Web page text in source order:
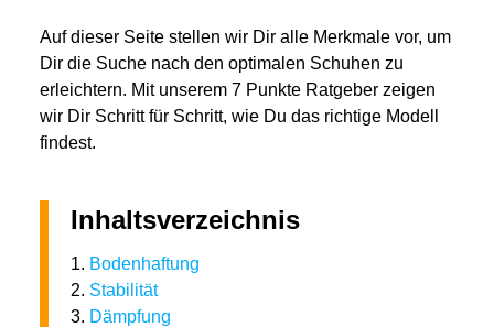
Auf dieser Seite stellen wir Dir alle Merkmale vor, um
Dir die Suche nach den optimalen Schuhen zu
erleichtern. Mit unserem 7 Punkte Ratgeber zeigen
wir Dir Schritt für Schritt, wie Du das richtige Modell
findest.
Inhaltsverzeichnis
1. Bodenhaftung
2. Stabilität
3. Dämpfung